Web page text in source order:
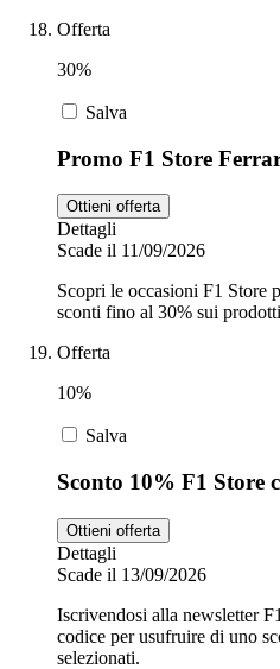
Offerta
30%
Salva
Promo F1 Store
Ottieni offerta
Dettagli
Scade il 11/09/2026
Scopri le occasioni F1 Store
sconti fino al 30% sui
Offerta
10%
Salva
Sconto 10% F1 Store
Ottieni offerta
Dettagli
Scade il 13/09/2026
Iscrivendosi alla newsletter
codice per usufruire di uno
selezionati.